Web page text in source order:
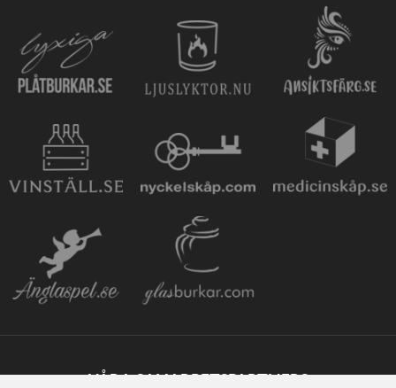
VÅRA SAMARBETSPARTNERS